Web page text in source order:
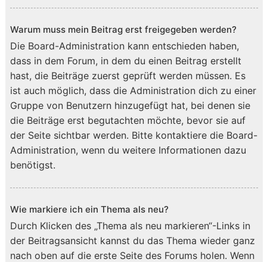
Warum muss mein Beitrag erst freigegeben werden?
Die Board-Administration kann entschieden haben,
dass in dem Forum, in dem du einen Beitrag erstellt
hast, die Beiträge zuerst geprüft werden müssen. Es
ist auch möglich, dass die Administration dich zu einer
Gruppe von Benutzern hinzugefügt hat, bei denen sie
die Beiträge erst begutachten möchte, bevor sie auf
der Seite sichtbar werden. Bitte kontaktiere die Board-
Administration, wenn du weitere Informationen dazu
benötigst.
Wie markiere ich ein Thema als neu?
Durch Klicken des „Thema als neu markieren“-Links in
der Beitragsansicht kannst du das Thema wieder ganz
nach oben auf die erste Seite des Forums holen. Wenn